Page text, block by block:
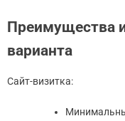
Преимущества
варианта
Сайт-визитка: